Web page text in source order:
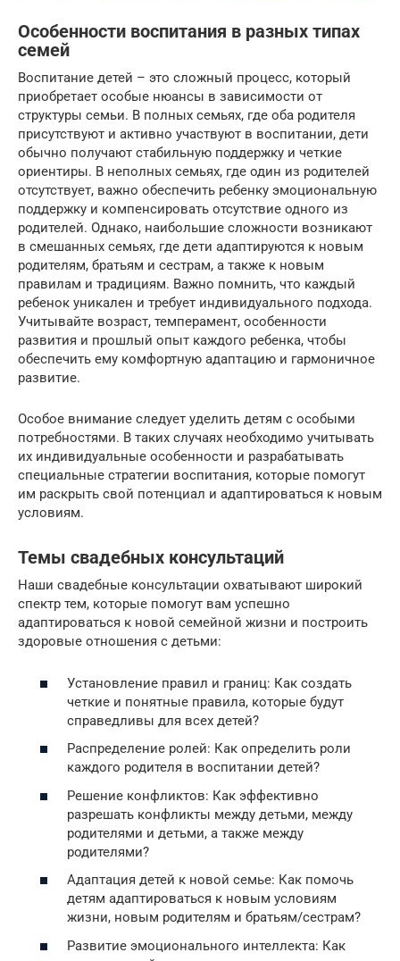
Особенности воспитания в разных типах
семей
Воспитание детей – это сложный процесс, который
приобретает особые нюансы в зависимости от
структуры семьи. В полных семьях, где оба родителя
присутствуют и активно участвуют в воспитании, дети
обычно получают стабильную поддержку и четкие
ориентиры. В неполных семьях, где один из родителей
отсутствует, важно обеспечить ребенку эмоциональную
поддержку и компенсировать отсутствие одного из
родителей. Однако, наибольшие сложности возникают
в смешанных семьях, где дети адаптируются к новым
родителям, братьям и сестрам, а также к новым
правилам и традициям. Важно помнить, что каждый
ребенок уникален и требует индивидуального подхода.
Учитывайте возраст, темперамент, особенности
развития и прошлый опыт каждого ребенка, чтобы
обеспечить ему комфортную адаптацию и гармоничное
развитие.
Особое внимание следует уделить детям с особыми
потребностями. В таких случаях необходимо учитывать
их индивидуальные особенности и разрабатывать
специальные стратегии воспитания, которые помогут
им раскрыть свой потенциал и адаптироваться к новым
условиям.
Темы свадебных консультаций
Наши свадебные консультации охватывают широкий
спектр тем, которые помогут вам успешно
адаптироваться к новой семейной жизни и построить
здоровые отношения с детьми:
Установление правил и границ: Как создать
четкие и понятные правила, которые будут
справедливы для всех детей?
Распределение ролей: Как определить роли
каждого родителя в воспитании детей?
Решение конфликтов: Как эффективно
разрешать конфликты между детьми, между
родителями и детьми, а также между
родителями?
Адаптация детей к новой семье: Как помочь
детям адаптироваться к новым условиям
жизни, новым родителям и братьям/сестрам?
Развитие эмоционального интеллекта: Как